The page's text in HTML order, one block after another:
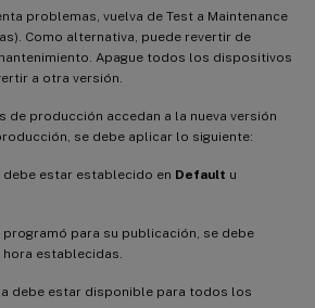
problemas, vuelva de Test a Maintenance
Como alternativa, puede revertir de
Apague todos los dispositivos
a otra versión.
de producción accedan a la nueva versión
se debe aplicar lo siguiente:
estar establecido en Default u
programó para su publicación, se debe
establecidas.
debe estar disponible para todos los